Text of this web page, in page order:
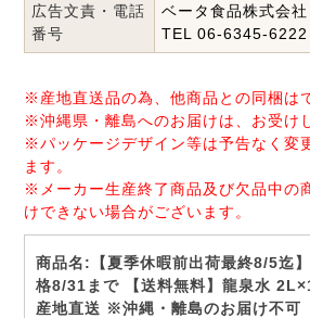
広告文責・電話
番号
ベータ食品株式会社
TEL 06-6345-6222
※産地直送品の為、他商品との同梱は
※沖縄県・離島へのお届けは、お受け
※パッケージデザイン等は予告なく変
ます。
※メーカー生産終了商品及び欠品中の
けできない場合がございます。
商品名:【夏季休暇前出荷最終8/5迄
格8/31まで 【送料無料】龍泉水
産地直送 ※沖縄・離島のお届け不可